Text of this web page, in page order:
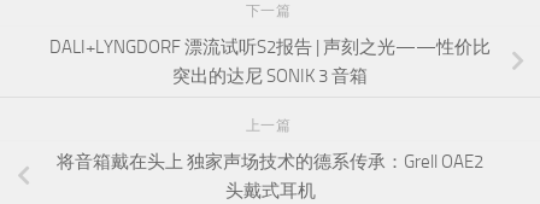
下一篇
DALI+LYNGDORF 漂流试听S2报告 | 声刻之光——性价比
突出的达尼 SONIK 3 音箱
上一篇
将音箱戴在头上 独家声场技术的德系传承：Grell OAE2
头戴式耳机